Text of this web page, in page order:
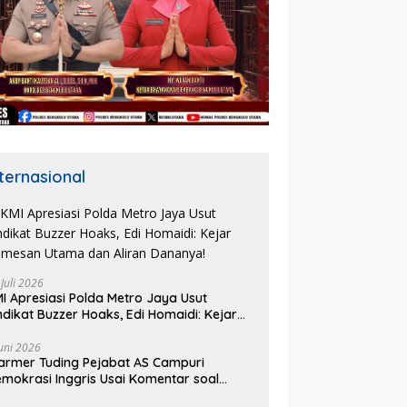
2026
Apresiasi Polda Metro Jaya Usut
Buzzer Hoaks, Edi Homaidi: Kejar
2026
Tuding Pejabat AS Campuri
Inggris Usai Komentar soal